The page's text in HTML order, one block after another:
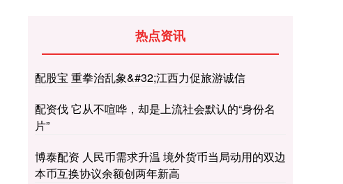
热点资讯
配股宝 重拳治乱象&#32;江西力促旅游诚信
配资伐 它从不喧哗，却是上流社会默认的“身份名
片”
博泰配资 人民币需求升温 境外货币当局动用的双边
本币互换协议余额创两年新高